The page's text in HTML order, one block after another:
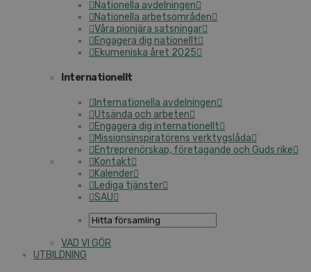
Nationella avdelningen
Nationella arbetsområden
Våra pionjära satsningar
Engagera dig nationellt
Ekumeniska året 2025
Internationellt
Internationella avdelningen
Utsända och arbeten
Engagera dig internationellt
Missionsinspiratörens verktygslåda
Entreprenörskap, företagande och Guds rike
Kontakt
Kalender
Lediga tjänster
SAU
VAD VI GÖR
UTBILDNING